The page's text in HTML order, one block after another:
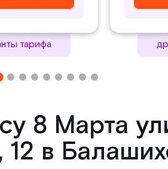
тарифа
8 Марта
12 в